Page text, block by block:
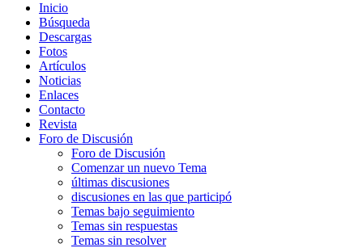
Inicio
Búsqueda
Descargas
Fotos
Artículos
Noticias
Enlaces
Contacto
Revista
Foro de Discusión
Foro de Discusión
Comenzar un nuevo Tema
últimas discusiones
discusiones en las que participó
Temas bajo seguimiento
Temas sin respuestas
Temas sin resolver